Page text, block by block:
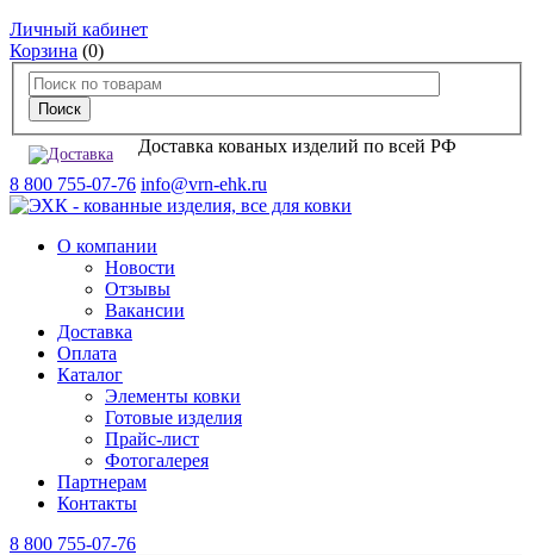
Личный кабинет
Корзина (0)
Доставка кованых изделий по всей РФ
8 800 755-07-76 info@vrn-ehk.ru
О компании
Новости
Отзывы
Вакансии
Доставка
Оплата
Каталог
Элементы ковки
Готовые изделия
Прайс-лист
Фотогалерея
Партнерам
Контакты
8 800 755-07-76